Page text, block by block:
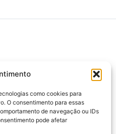
como cookies para
O consentimento para essas
de navegação ou IDs
pode afetar
(ANADEP)
aos Membros da
do Estado do Rio de